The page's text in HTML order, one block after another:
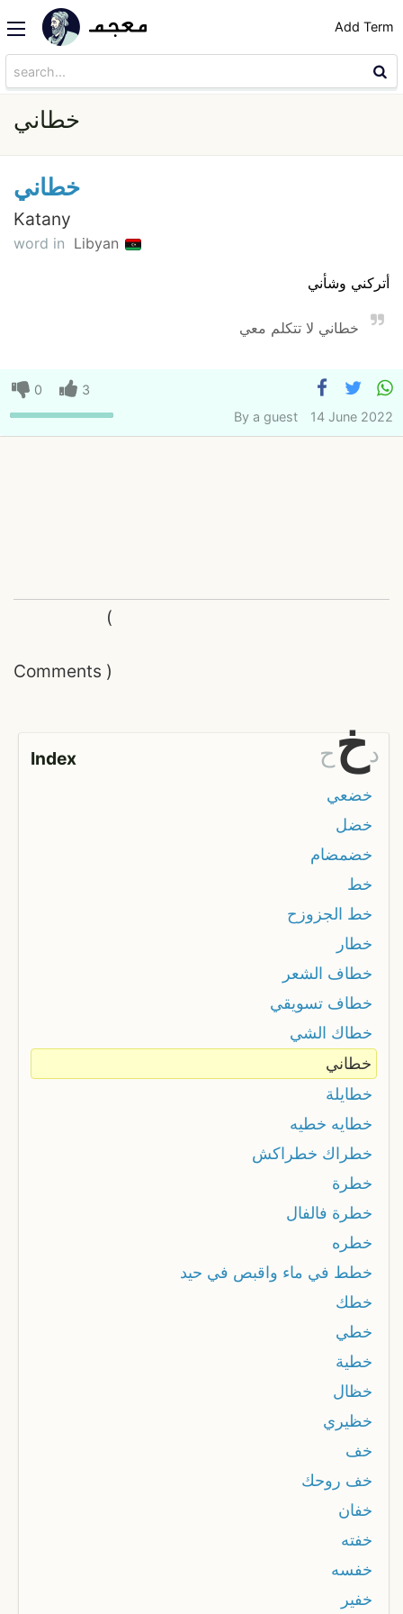
Add Term
خطاني
خطاني
Katany
word in Libyan
أتركني وشأني
خطاني لا تتكلم معي
0
3
By a guest 14 June 2022
Comments
(
)
Index ح خد
خضعي
خضل
خضمضام
خط
خط الجزوزح
خطار
خطاف الشعر
خطاف تسويقي
خطاك الشي
خطاني
خطايلة
خطایه خطیه
خطراك خطراكش
خطرة
خطرة فالفال
خطره
خطط في ماء واقبص في حيد
خطك
خطي
خطية
خظال
خظيري
خف
خف روحك
خفان
خفته
خفسه
خفير